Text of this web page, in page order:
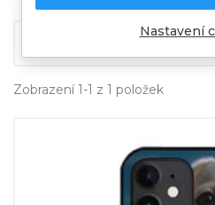
Zobrazení 1-1 z 1 položek
Nastavení